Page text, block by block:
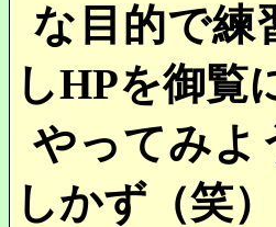
な目的で練
しHPを御覧
やってみよ
しかず（笑